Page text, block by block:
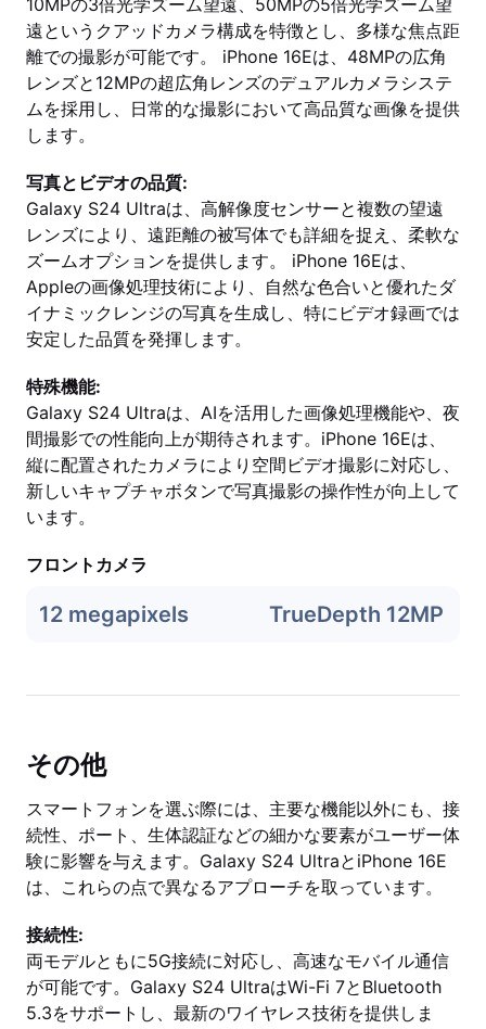
10MPの3倍光学ズーム望遠、50MPの5倍光学ズーム望
遠というクアッドカメラ構成を特徴とし、多様な焦点距
離での撮影が可能です。 iPhone 16Eは、48MPの広角
レンズと12MPの超広角レンズのデュアルカメラシステ
ムを採用し、日常的な撮影において高品質な画像を提供
します。
写真とビデオの品質:
Galaxy S24 Ultraは、高解像度センサーと複数の望遠
レンズにより、遠距離の被写体でも詳細を捉え、柔軟な
ズームオプションを提供します。 iPhone 16Eは、
Appleの画像処理技術により、自然な色合いと優れたダ
イナミックレンジの写真を生成し、特にビデオ録画では
安定した品質を発揮します。
特殊機能:
Galaxy S24 Ultraは、AIを活用した画像処理機能や、夜
間撮影での性能向上が期待されます。iPhone 16Eは、
縦に配置されたカメラにより空間ビデオ撮影に対応し、
新しいキャプチャボタンで写真撮影の操作性が向上して
います。
フロントカメラ
12 megapixels TrueDepth 12MP
その他
スマートフォンを選ぶ際には、主要な機能以外にも、接
続性、ポート、生体認証などの細かな要素がユーザー体
験に影響を与えます。Galaxy S24 UltraとiPhone 16E
は、これらの点で異なるアプローチを取っています。
接続性:
両モデルともに5G接続に対応し、高速なモバイル通信
が可能です。Galaxy S24 UltraはWi-Fi 7とBluetooth
5.3をサポートし、最新のワイヤレス技術を提供しま